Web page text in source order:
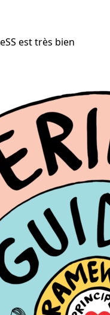
est très bien